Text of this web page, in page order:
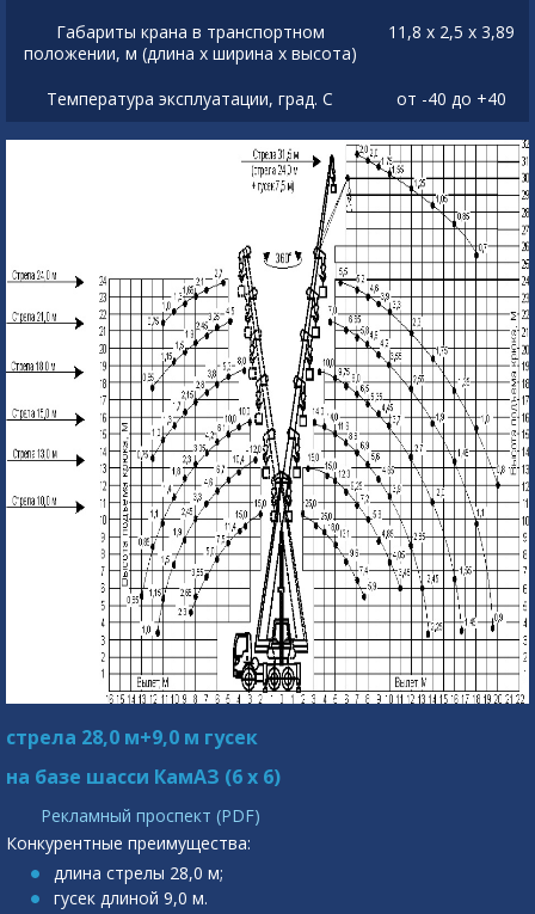
Габариты крана в транспортном
положении, м (длина х ширина х высота)
11,8 х 2,5 х 3,89
Температура эксплуатации, град. С от -40 до +40
стрела 28,0 м+9,0 м гусек
на базе шасси КамАЗ (6 х 6)
Рекламный проспект (PDF)
Конкурентные преимущества:
длина стрелы 28,0 м;
гусек длиной 9,0 м.